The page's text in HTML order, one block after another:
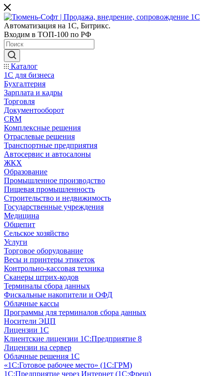
Автоматизация на 1С, Битрикс.
Входим в ТОП-100 по РФ
Каталог
1С для бизнеса
Бухгалтерия
Зарплата и кадры
Торговля
Документооборот
CRM
Комплексные решения
Отраслевые решения
Транспортные предприятия
Автосервис и автосалоны
ЖКХ
Образование
Промышленное производство
Пищевая промышленность
Строительство и недвижимость
Государственные учреждения
Медицина
Общепит
Сельское хозяйство
Услуги
Торговое оборудование
Весы и принтеры этикеток
Контрольно-кассовая техника
Сканеры штрих-кодов
Терминалы сбора данных
Фискальные накопители и ОФД
Облачные кассы
Программы для терминалов сбора данных
Носители ЭЦП
Лицензии 1С
Клиентские лицензии 1С:Предприятие 8
Лицензии на сервер
Облачные решения 1С
«1C:Готовое рабочее место» (1С:ГРМ)
1С:Предприятие через Интернет (1С:Фреш)